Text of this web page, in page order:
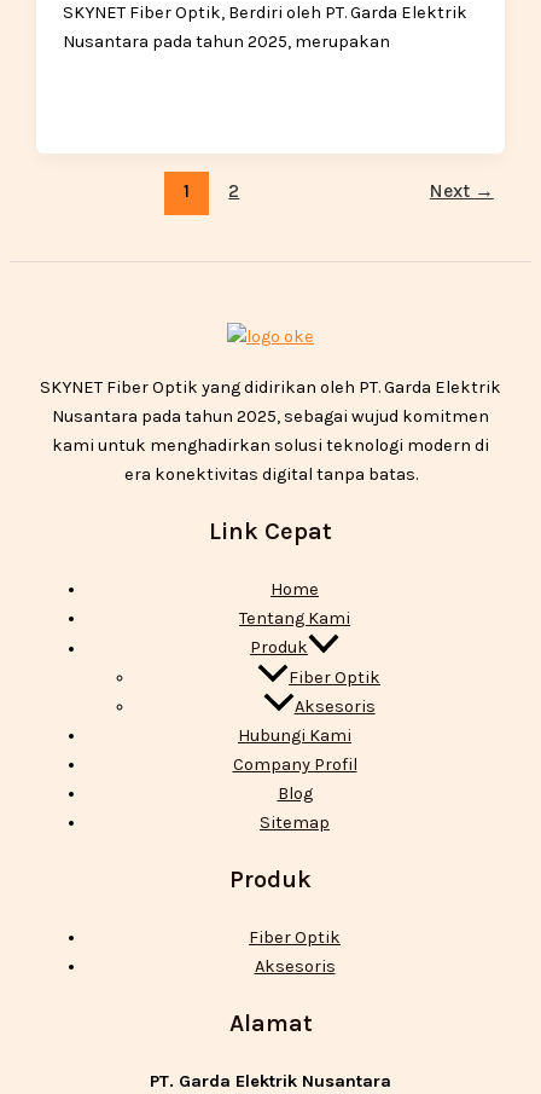
SKYNET Fiber Optik, Berdiri oleh PT. Garda Elektrik
Nusantara pada tahun 2025, merupakan
1 2 Next →
SKYNET Fiber Optik yang didirikan oleh PT. Garda Elektrik
Nusantara pada tahun 2025, sebagai wujud komitmen
kami untuk menghadirkan solusi teknologi modern di
era konektivitas digital tanpa batas.
Link Cepat
Home
Tentang Kami
Produk
Fiber Optik
Aksesoris
Hubungi Kami
Company Profil
Blog
Sitemap
Produk
Fiber Optik
Aksesoris
Alamat
PT. Garda Elektrik Nusantara